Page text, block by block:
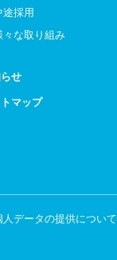
途採用
々な取り組み
せ
マップ
データの提供について